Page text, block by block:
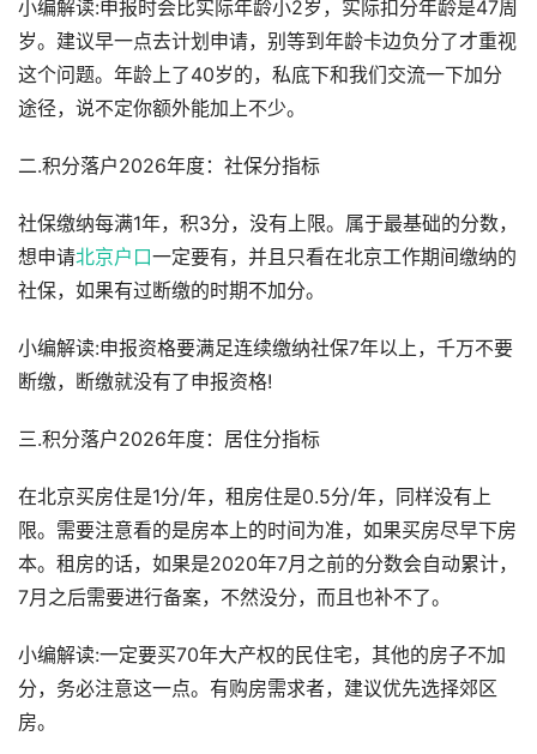
小编解读:申报时会比实际年龄小2岁，实际扣分年龄是47周
岁。建议早一点去计划申请，别等到年龄卡边负分了才重视
这个问题。年龄上了40岁的，私底下和我们交流一下加分
途径，说不定你额外能加上不少。
二.积分落户2026年度：社保分指标
社保缴纳每满1年，积3分，没有上限。属于最基础的分数，
想申请北京户口一定要有，并且只看在北京工作期间缴纳的
社保，如果有过断缴的时期不加分。
小编解读:申报资格要满足连续缴纳社保7年以上，千万不要
断缴，断缴就没有了申报资格!
三.积分落户2026年度：居住分指标
在北京买房住是1分/年，租房住是0.5分/年，同样没有上
限。需要注意看的是房本上的时间为准，如果买房尽早下房
本。租房的话，如果是2020年7月之前的分数会自动累计，
7月之后需要进行备案，不然没分，而且也补不了。
小编解读:一定要买70年大产权的民住宅，其他的房子不加
分，务必注意这一点。有购房需求者，建议优先选择郊区
房。